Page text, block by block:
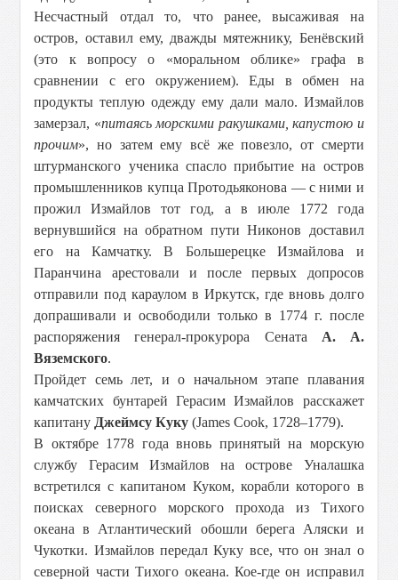
Несчастный отдал то, что ранее, высаживая на
остров, оставил ему, дважды мятежнику, Бенёвский
(это к вопросу о «моральном облике» графа в
сравнении с его окружением). Еды в обмен на
продукты теплую одежду ему дали мало. Измайлов
замерзал, «питаясь морскими ракушками, капустою и
прочим», но затем ему всё же повезло, от смерти
штурманского ученика спасло прибытие на остров
промышленников купца Протодьяконова — с ними и
прожил Измайлов тот год, а в июле 1772 года
вернувшийся на обратном пути Никонов доставил
его на Камчатку. В Большерецке Измайлова и
Паранчина арестовали и после первых допросов
отправили под караулом в Иркутск, где вновь долго
допрашивали и освободили только в 1774 г. после
распоряжения генерал-прокурора Сената А. А.
Вяземского.
Пройдет семь лет, и о начальном этапе плавания
камчатских бунтарей Герасим Измайлов расскажет
капитану Джеймсу Куку (James Cook, 1728–1779).
В октябре 1778 года вновь принятый на морскую
службу Герасим Измайлов на острове Уналашка
встретился с капитаном Куком, корабли которого в
поисках северного морского прохода из Тихого
океана в Атлантический обошли берега Аляски и
Чукотки. Измайлов передал Куку все, что он знал о
северной части Тихого океана. Кое-где он исправил